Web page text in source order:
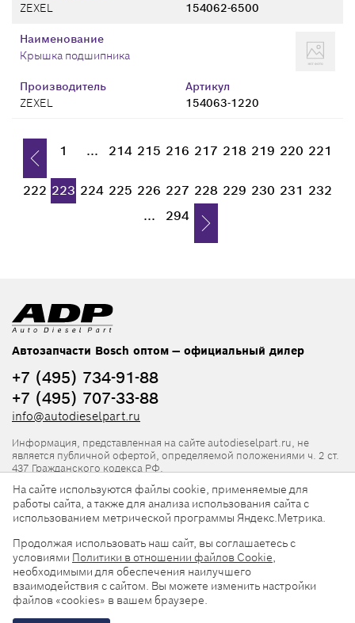
ZEXEL
154062-6500
Производитель
ZEXEL
Артикул
154063-1220
Наименование
Крышка подшипника
1 ... 214 215 216 217 218 219 220 221
222 223 224 225 226 227 228 229 230 231 232
...
294
Автозапчасти Bosch оптом — официальный дилер
+7 (495) 734-91-88
+7 (495) 707-33-88
info@autodieselpart.ru
Информация, представленная на сайте autodieselpart.ru, не
является публичной офертой, определяемой положениями ч. 2 ст.
437 Гражданского кодекса РФ.
Нормативная документация
ADP в социальных сетях
© 2026, ООО «АвтоДизельПарт». Все права защищены.
На сайте используются файлы cookie, применяемые для
работы сайта, а также для анализа использования сайта с
использованием метрической программы Яндекс.Метрика.
Продолжая использовать наш сайт, вы соглашаетесь с
условиями Политики в отношении файлов Cookie,
необходимыми для обеспечения наилучшего
взаимодействия с сайтом. Вы можете изменить настройки
файлов «cookies» в вашем браузере.